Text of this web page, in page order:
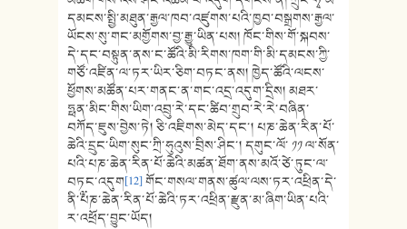
དམངས་སྤྱི་མཐུན་རྒྱལ་ཁབ་འཛུགས་པའི་ཁྱབ་བསྒྲགས་རྒྱལ་
ཡོངས་སུ་གང་མགྱོགས་བྱ་རྒྱུ་ཡིན་པས། ཁོང་གིས་གོ་སྐབས་
དེ་དང་བསྟུན་ནས་ང་ཚོའི་མི་རིགས་ཁག་གི་མི་དམངས་ཀྱི་
གཙོ་འཛིན་ལ་ཏར་ཡིར་ཅིག་བཏང་ནས། ཁྱེད་ཚོའི་ལངས་
ཕྱོགས་མཚོན་པར་གནང་ན་གང་འདྲ་འདུག་དྲིས། མཐར་
ཧྥན་མིང་གིས་ཡིག་འབྲུ་རེ་དང་ཚིབ་གྲུབ་རེ་རེ་བཞིན་
བཀོད་ཇུས་བྱེས་ཏེ། ཅི་འཇིགས་མེད་དང་། པཎ་ཆེན་རིན་པོ་
ཆེའི་དྲུང་ཡིག་སུང་ཀྲི་ཧུའུས་བྲིས་ཤིང་། དགུང་ལོ་ ༡༡ ལ་སོན་
པའི་པཎ་ཆེན་རིན་པོ་ཆེའི་མཚན་ཐོག་ནས་མའོ་ཙེ་ཏུང་ལ་
བཏང་འདུག[12]གོང་གསལ་གནས་ཚུལ་ལས་ཏར་འཕྲིན་དེ་
ནི་༸པཎ་ཆེན་རིན་པོ་ཆེའི་ཏར་འཕྲིན་རྫུན་མ་ཞིག་ཡིན་པའི་
ར་འཕྲོད་བྱུང་ཡོད།